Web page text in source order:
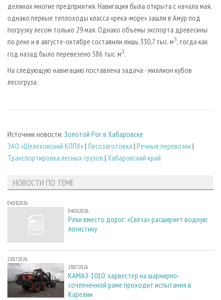
делянах многие предприятия. Навигация была открыта с начала мая,
однако первые теплоходы класса «река-море» зашли в Амур под
погрузку лесом только 29 мая. Однако объемы экспорта древесины
по реке и в августе-октябре составили лишь 330,7 тыс. м3, тогда как
год назад было перевезено 586 тыс. м3.
На следующую навигацию поставлена задача - миллион кубов
лесогруза.
Источник новости: Золотой Рог в Хабаровске
ЗАО «Шелеховский КЛПХ»|Лесозаготовка | Речные перевозки |
Транспортировка лесных грузов | Хабаровский край
НОВОСТИ ПО ТЕМЕ
04.08.2026
04.08.2026
Реки вместо дорог: «Свеза» расширяет водную
логистику
28.07.2026
28.07.2026
КАМАЗ-1010: харвестер на шарнирно-
сочлененной раме проходит испытания в
Карелии